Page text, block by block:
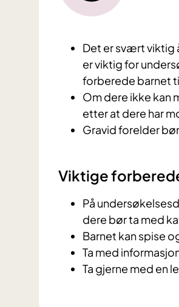
Det er svært viktig
er viktig for
forberede barnet
Om dere ikke kan
etter at dere har
Gravid forelder
Viktige
På
dere bør ta med
Barnet kan spise
Ta med
Ta gjerne med en